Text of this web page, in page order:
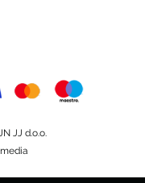
JJ d.o.o.